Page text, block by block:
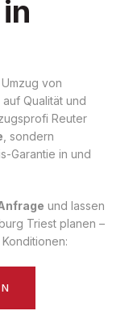
von
Qualität und
Reuter
, sondern
Garantie in und
und lassen
Triest planen –